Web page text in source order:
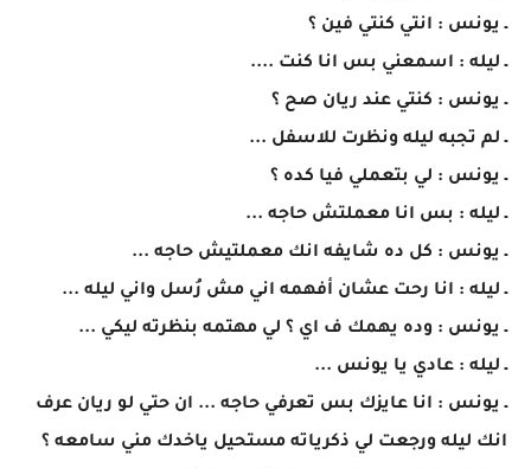
ـ يونس : انتي كنتي فين ؟
ـ ليله : اسمعني بس انا كنت ....
ـ يونس : كنتي عند ريان صح ؟
ـ لم تجبه ليله ونظرت للاسفل ...
ـ يونس : لي بتعملي فيا كده ؟
ـ ليله : بس انا معملتش حاجه ...
ـ يونس : كل ده شايفه انك معملتيش حاجه ...
ـ ليله : انا رحت عشان أفهمه اني مش رُسل واني ليله ...
ـ يونس : وده يهمك ف اي ؟ لي مهتمه بنظرته ليكي ...
ـ ليله : عادي يا يونس ...
ـ يونس : انا عايزك بس تعرفي حاجه ... ان حتي لو ريان عرف
انك ليله ورجعت لي ذكرياته مستحيل ياخدك مني سامعه ؟